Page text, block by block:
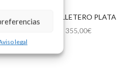
legal
SERVILLETERO PLATA
355,00€